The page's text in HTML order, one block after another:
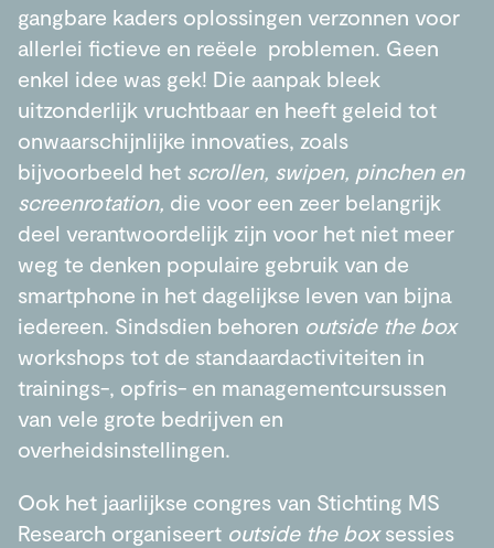
gangbare kaders oplossingen verzonnen voor
allerlei fictieve en reëele problemen. Geen
enkel idee was gek! Die aanpak bleek
uitzonderlijk vruchtbaar en heeft geleid tot
onwaarschijnlijke innovaties, zoals
bijvoorbeeld het scrollen, swipen, pinchen en
screenrotation, die voor een zeer belangrijk
deel verantwoordelijk zijn voor het niet meer
weg te denken populaire gebruik van de
smartphone in het dagelijkse leven van bijna
iedereen. Sindsdien behoren outside the box
workshops tot de standaardactiviteiten in
trainings-, opfris- en managementcursussen
van vele grote bedrijven en
overheidsinstellingen.
Ook het jaarlijkse congres van Stichting MS
Research organiseert outside the boxsessies